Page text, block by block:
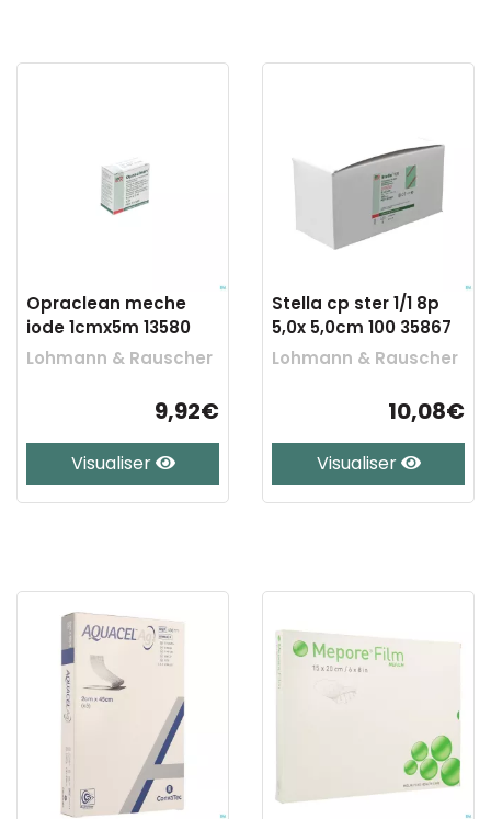
Opraclean meche
iode 1cmx5m 13580
Lohmann & Rauscher
9,92€
Visualiser
Stella cp ster 1/1 8p
5,0x 5,0cm 100 35867
Lohmann & Rauscher
10,08€
Visualiser